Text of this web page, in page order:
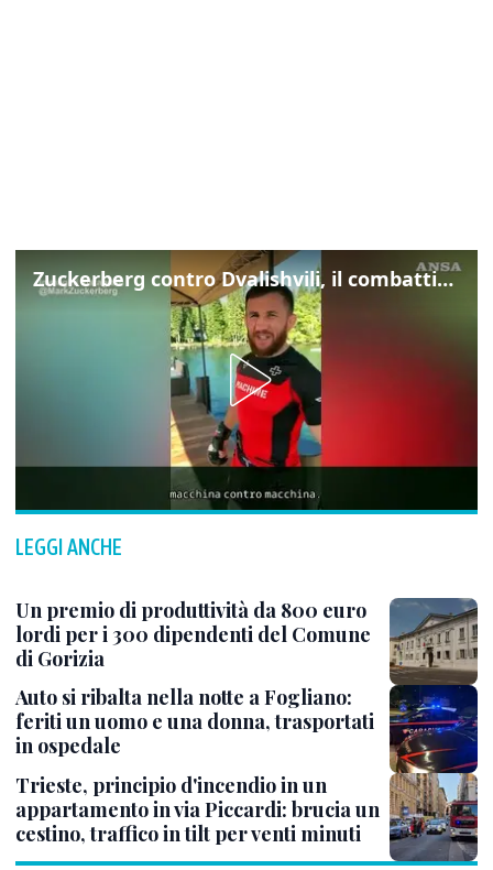
Zuckerberg contro Dvalishvili, il combattimento in mezzo a un lago
LEGGI ANCHE
Un premio di produttività da 800 euro
lordi per i 300 dipendenti del Comune
di Gorizia
Auto si ribalta nella notte a Fogliano:
feriti un uomo e una donna, trasportati
in ospedale
Trieste, principio d'incendio in un
appartamento in via Piccardi: brucia un
cestino, traffico in tilt per venti minuti